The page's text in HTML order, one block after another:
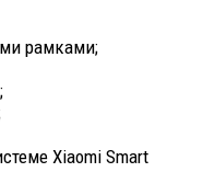
рамками;
Xiaomi Smart